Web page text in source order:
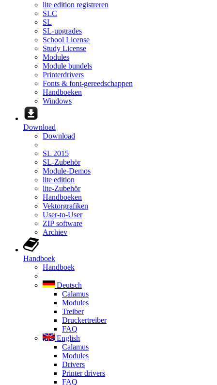
lite edition registreren
SLC
SL
SL-upgrades
School License
Study License
Modules
Module bundels
Printerdrivers
Fonts & font-gereedschappen
Handboeken
Windows
Download
Download
SL 2015
SL-Zubehör
Module-Demos
lite edition
lite-Zubehör
Handboeken
Vektorgrafiken
User-to-User
ZIP software
Archiev
Handboek
Handboek
Deutsch
Calamus
Modules
Treiber
Druckertreiber
FAQ
English
Calamus
Modules
Drivers
Printer drivers
FAQ